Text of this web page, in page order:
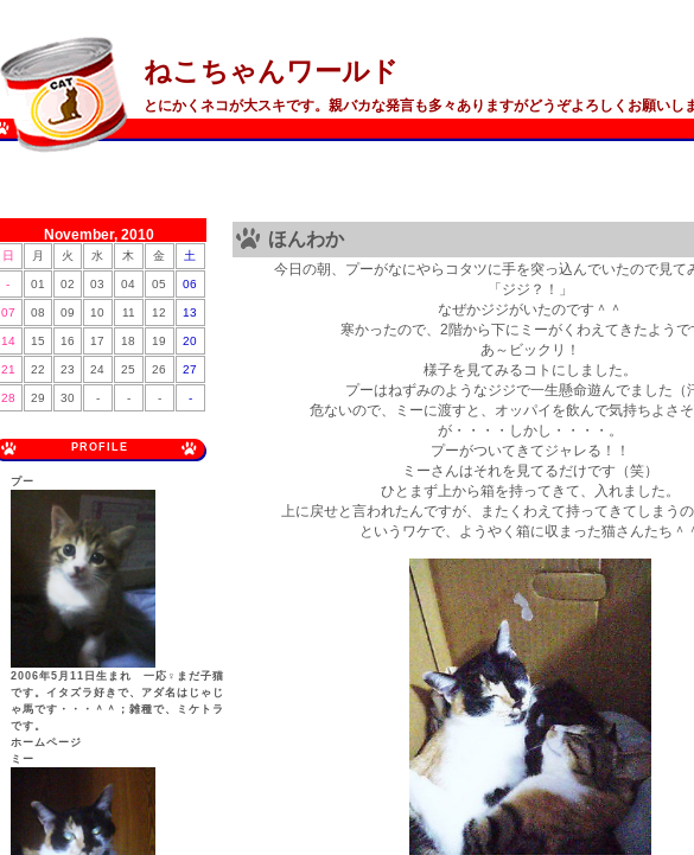
ねこちゃんワールド
とにかくネコが大スキです。親バカな発言も多々ありますがどうぞよろしくお願いし
November, 2010
日 月 火 水 木 金 土
- 01 02 03 04 05 06
07 08 09 10 11 12 13
14 15 16 17 18 19 20
21 22 23 24 25 26 27
28 29 30 - - - -
PROFILE
プー
2006年5月11日生まれ 一応♀まだ子猫
です。イタズラ好きで、アダ名はじゃじ
ゃ馬です・・・＾＾；雑種で、ミケトラ
です。
ホームページ
ミー
ほんわか
今日の朝、プーがなにやらコタツに手を突っ込んでいたので見て
「ジジ？！」
なぜかジジがいたのです＾＾
寒かったので、2階から下にミーがくわえてきたようで
あ～ビックリ！
様子を見てみるコトにしました。
プーはねずみのようなジジで一生懸命遊んでました（
危ないので、ミーに渡すと、オッパイを飲んで気持ちよさ
が・・・・しかし・・・・。
プーがついてきてジャレる！！
ミーさんはそれを見てるだけです（笑）
ひとまず上から箱を持ってきて、入れました。
上に戻せと言われたんですが、またくわえて持ってきてしまう
というワケで、ようやく箱に収まった猫さんたち＾